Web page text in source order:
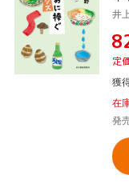
井
定
獲
在
発